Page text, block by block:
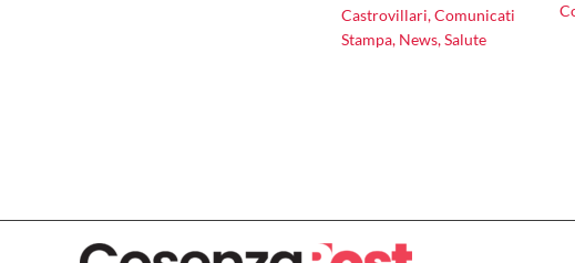
Castrovillari,Comunicati
Stampa, News,Salute